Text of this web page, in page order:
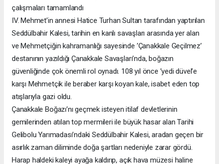
çalışmaları tamamlandı
IV. Mehmet’in annesi Hatice Turhan Sultan tarafından yaptırılan
Seddülbahir Kalesi, tarihin en kanlı savaşları arasında yer alan
ve Mehmetçiğin kahramanlığı sayesinde ’Çanakkale Geçilmez’
destanının yazıldığı Çanakkale Savaşları’nda, boğazın
güvenliğinde çok önemli rol oynadı. 108 yıl önce ’yedi düvel’e
karşı Mehmetçik ile beraber karşı koyan kale, isabet eden top
atışlarıyla gazi oldu.
Çanakkale Boğazı’nı geçmek isteyen itilaf devletlerinin
gemilerinden atılan top mermileri ile büyük hasar alan Tarihi
Gelibolu Yarımadası’ndaki Seddülbahir Kalesi, aradan geçen bir
asırlık zaman diliminde doğa şartları nedeniyle zarar gördü.
Harap haldeki kaleyi ayağa kaldırıp, açık hava müzesi haline